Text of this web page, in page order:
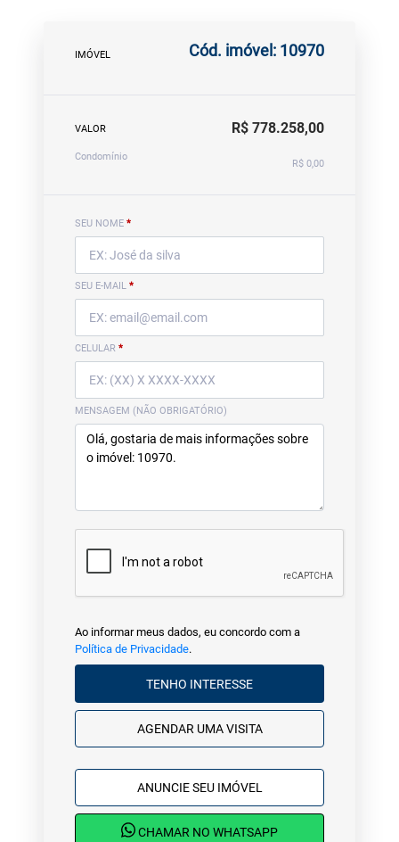
IMÓVEL Cód. imóvel: 10970
VALOR R$ 778.258,00
Condomínio
R$ 0,00
SEU NOME *
SEU E-MAIL *
CELULAR *
MENSAGEM (NÃO OBRIGATÓRIO)
Ao informar meus dados, eu concordo com a
Política de Privacidade.
TENHO INTERESSE
AGENDAR UMA VISITA
ANUNCIE SEU IMÓVEL
CHAMAR NO WHATSAPP